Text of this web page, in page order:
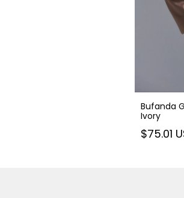
Bufanda
Ivory
$75.01